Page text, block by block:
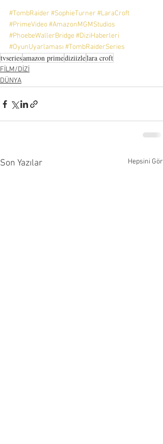
#TombRaider #SophieTurner #LaraCroft
#PrimeVideo#AmazonMGMStudios
#PhoebeWallerBridge#DiziHaberleri
#OyunUyarlaması #TombRaiderSeries
tvseriesamazon primediziizlelara croft
FİLM/DİZİ
DÜNYA
Son Yazılar Hepsini Gör